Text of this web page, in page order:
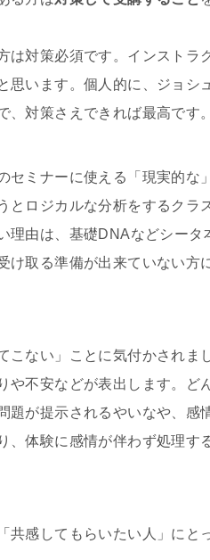
対策必須です。インストラ
思います。個人的に、ジョシ
、対策さえできれば最高です
セミナーに使える「現実的な
ロジカルな分析をするクラ
理由は、基礎DNAなどシータ
取る準備が出来ていない方
ない」ことに気付かされま
不安などが表出します。ど
題が提示されるやいなや、感
体験に感情が伴わず処理す
共感してもらいたい人」にと